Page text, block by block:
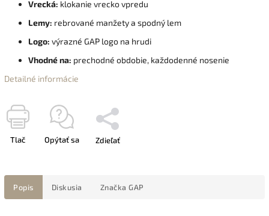
Vrecká: klokanie vrecko vpredu
Lemy: rebrované manžety a spodný lem
Logo: výrazné GAP logo na hrudi
Vhodné na: prechodné obdobie, každodenné nosenie
Detailné informácie
Tlač Opýtať sa Zdieľať
Popis Diskusia Značka GAP